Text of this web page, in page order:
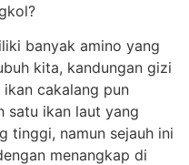
banyak amino yang
kita, kandungan gizi
cakalang pun
satu ikan laut yang
tinggi, namun sejauh ini
menangkap di